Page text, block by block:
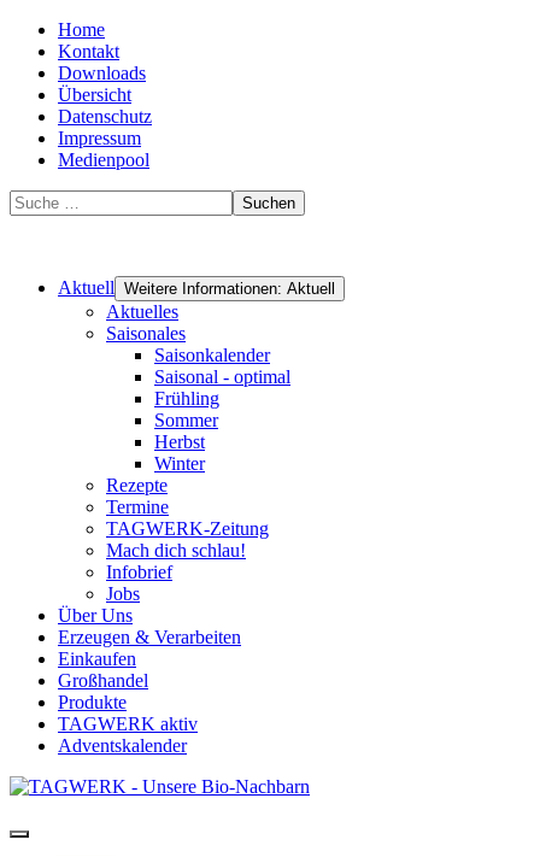
Home
Kontakt
Downloads
Übersicht
Datenschutz
Impressum
Medienpool
Suchen
Aktuell Weitere Informationen: Aktuell
Aktuelles
Saisonales
Saisonkalender
Saisonal - optimal
Frühling
Sommer
Herbst
Winter
Rezepte
Termine
TAGWERK-Zeitung
Mach dich schlau!
Infobrief
Jobs
Über Uns
Erzeugen & Verarbeiten
Einkaufen
Großhandel
Produkte
TAGWERK aktiv
Adventskalender